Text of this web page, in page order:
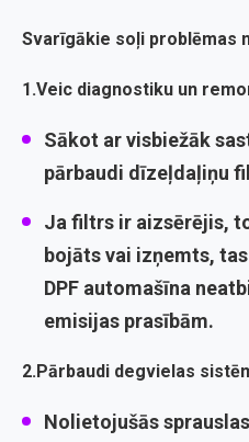
Svarīgākie soļi problēmas
1.Veic diagnostiku un
Sākot ar visbiežāk
pārbaudi dīzeļdaļiņu
Ja filtrs ir aizsērējis,
bojāts vai izņemts,
DPF automašīna
emisijas prasībām.
2.Pārbaudi degvielas
Nolietojušās